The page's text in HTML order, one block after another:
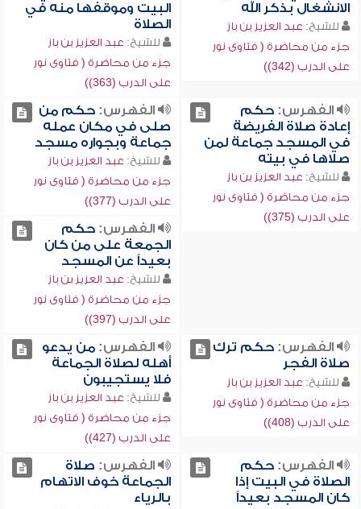
الانشغال بذكر الله
للشيخ: عبد العزيز بن باز
جزء من محاضرة ( فتاوى نور
على الدرب (342))
البيت وموقفها منه في
الصلاة
للشيخ: عبد العزيز بن باز
جزء من محاضرة ( فتاوى نور
على الدرب (363))
الفهرس:حكم
إعادة صلاة الفريضة
في المسجد جماعة لمن
صلاها في بيته
للشيخ: عبد العزيز بن باز
جزء من محاضرة ( فتاوى نور
على الدرب (375))
الفهرس:حكم من
صلى في مكان عمله
جماعة وبجواره مسجد
للشيخ: عبد العزيز بن باز
جزء من محاضرة ( فتاوى نور
على الدرب (377))
الفهرس:حكم
الجمعة على من كان
بعيداً عن المسجد
للشيخ: عبد العزيز بن باز
جزء من محاضرة ( فتاوى نور
على الدرب (397))
الفهرس:حكم ترك
صلاة الفجر
للشيخ: عبد العزيز بن باز
جزء من محاضرة ( فتاوى نور
على الدرب (408))
الفهرس:من يدعو
أهله لصلاة الجماعة
فلا يستجيبون
للشيخ: عبد العزيز بن باز
جزء من محاضرة ( فتاوى نور
على الدرب (427))
الفهرس:حكم
الصلاة في البيت إذا
كان المسجد بعيداً
الفهرس: صلاة
الجماعة خوف الاتهام
بالرياء